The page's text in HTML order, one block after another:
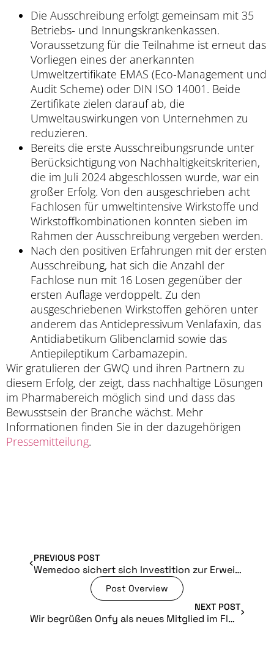
Die Ausschreibung erfolgt gemeinsam mit 35
Betriebs- und Innungskrankenkassen.
Voraussetzung für die Teilnahme ist erneut das
Vorliegen eines der anerkannten
Umweltzertifikate EMAS (Eco-Management und
Audit Scheme) oder DIN ISO 14001. Beide
Zertifikate zielen darauf ab, die
Umweltauswirkungen von Unternehmen zu
reduzieren.
Bereits die erste Ausschreibungsrunde unter
Berücksichtigung von Nachhaltigkeitskriterien,
die im Juli 2024 abgeschlossen wurde, war ein
großer Erfolg. Von den ausgeschrieben acht
Fachlosen für umweltintensive Wirkstoffe und
Wirkstoffkombinationen konnten sieben im
Rahmen der Ausschreibung vergeben werden.
Nach den positiven Erfahrungen mit der ersten
Ausschreibung, hat sich die Anzahl der
Fachlose nun mit 16 Losen gegenüber der
ersten Auflage verdoppelt. Zu den
ausgeschriebenen Wirkstoffen gehören unter
anderem das Antidepressivum Venlafaxin, das
Antidiabetikum Glibenclamid sowie das
Antiepileptikum Carbamazepin.
Wir gratulieren der GWQ und ihren Partnern zu
diesem Erfolg, der zeigt, dass nachhaltige Lösungen
im Pharmabereich möglich sind und dass das
Bewusstsein der Branche wächst. Mehr
Informationen finden Sie in der dazugehörigen
Pressemitteilung.
PREVIOUS POST
Wemedoo sichert sich Investition zur Erweiterung von Echtzeit-Datenlösungen für die klinische Forschung
Post Overview
NEXT POST
Wir begrüßen Onfy als neues Mitglied im Flying Health Ökosystem